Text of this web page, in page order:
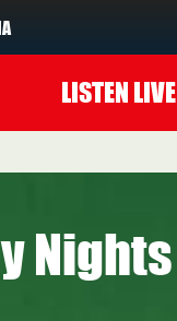
00:00 - 10:00
LISTEN LIVE
Nights